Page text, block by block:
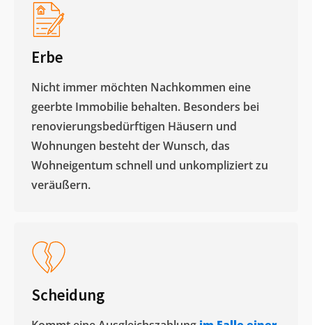
Erbe
Nicht immer möchten Nachkommen eine
geerbte Immobilie behalten. Besonders bei
renovierungsbedürftigen Häusern und
Wohnungen besteht der Wunsch, das
Wohneigentum schnell und unkompliziert zu
veräußern. ​
Scheidung